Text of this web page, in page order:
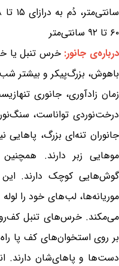
۶۰ تا ۹۲ سانتی‌متر
درباره‌ی جانور:
باهوش، بزرگ‌پیکر و بیشتر
زمان زادآوری، جانوری
درخت‌نوردی تواناست،
جانوران تنه‌ای بزرگ، پاهایی
موهایی زبر دارند.
گوش‌هایی کوچک دارند.
موریانه‌ها، لب‌های خود را
می‌مکند. خرس‌های تنبل کف‌رو
دست‌ها و پاهای‌شان دارند.